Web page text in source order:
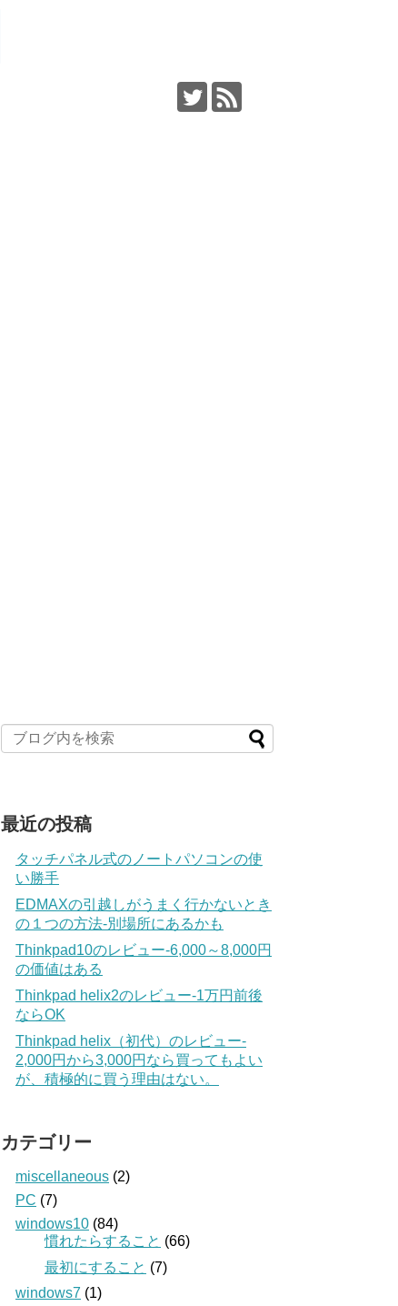
最近の投稿
タッチパネル式のノートパソコンの使
い勝手
EDMAXの引越しがうまく行かないとき
の１つの方法‐別場所にあるかも
Thinkpad10のレビュー‐6,000～8,000円
の価値はある
Thinkpad helix2のレビュー‐1万円前後
ならOK
Thinkpad helix（初代）のレビュー‐
2,000円から3,000円なら買ってもよい
が、積極的に買う理由はない。
カテゴリー
miscellaneous (2)
PC (7)
windows10 (84)
慣れたらすること (66)
最初にすること (7)
windows7 (1)